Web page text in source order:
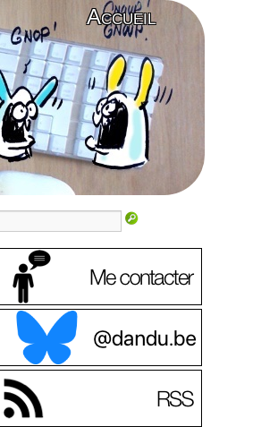
Accueil